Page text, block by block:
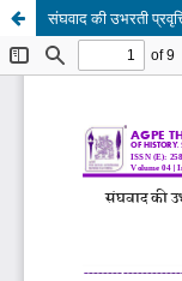
संघवाद की उभरती